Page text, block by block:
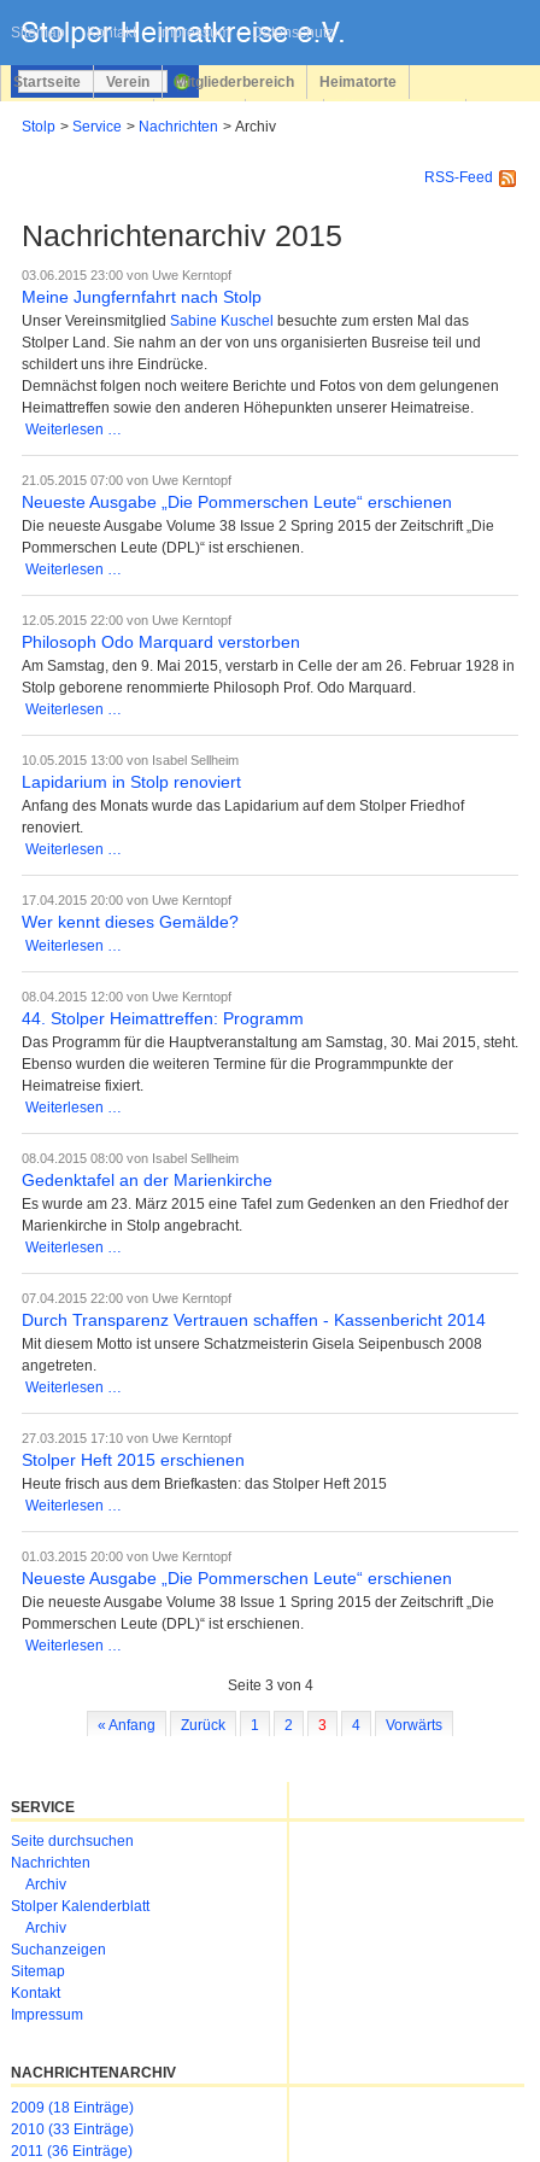
Sitemap Kontakt Impressum Datenschutz
überspringen
Startseite Verein Mitgliederbereich Heimatorte
Stolp Service Nachrichten Archiv
RSS-Feed
Nachrichtenarchiv 2015
03.06.2015 23:00 von Uwe Kerntopf
Meine Jungfernfahrt nach Stolp
Unser Vereinsmitglied Sabine Kuschel besuchte zum ersten Mal das
Stolper Land. Sie nahm an der von uns organisierten Busreise teil und
schildert uns ihre Eindrücke.
Demnächst folgen noch weitere Berichte und Fotos von dem gelungenen
Heimattreffen sowie den anderen Höhepunkten unserer Heimatreise.
Weiterlesen …
nach
Stolp
21.05.2015 07:00 von Uwe Kerntopf
Neueste Ausgabe „Die Pommerschen Leute“ erschienen
Die neueste Ausgabe Volume 38 Issue 2 Spring 2015 der Zeitschrift „Die
Pommerschen Leute (DPL)“ ist erschienen.
Weiterlesen …
„Die
Pommerschen
12.05.2015 22:00 von Uwe Kerntopf
Philosoph Odo Marquard verstorben
Am Samstag, den 9. Mai 2015, verstarb in Celle der am 26. Februar 1928 in
Stolp geborene renommierte Philosoph Prof. Odo Marquard.
Weiterlesen …
Marquard
verstorben
10.05.2015 13:00 von Isabel Sellheim
Lapidarium in Stolp renoviert
Anfang des Monats wurde das Lapidarium auf dem Stolper Friedhof
renoviert.
Weiterlesen …
Stolp
renoviert
17.04.2015 20:00 von Uwe Kerntopf
Wer kennt dieses Gemälde?
Weiterlesen …
dieses
Gemälde?
08.04.2015 12:00 von Uwe Kerntopf
44. Stolper Heimattreffen: Programm
Das Programm für die Hauptveranstaltung am Samstag, 30. Mai 2015, steht.
Ebenso wurden die weiteren Termine für die Programmpunkte der
Heimatreise fixiert.
Weiterlesen …
Heimattreffen:
Programm
08.04.2015 08:00 von Isabel Sellheim
Gedenktafel an der Marienkirche
Es wurde am 23. März 2015 eine Tafel zum Gedenken an den Friedhof der
Marienkirche in Stolp angebracht.
Weiterlesen …
der
Marienkirche
07.04.2015 22:00 von Uwe Kerntopf
Durch Transparenz Vertrauen schaffen - Kassenbericht 2014
Mit diesem Motto ist unsere Schatzmeisterin Gisela Seipenbusch 2008
angetreten.
Weiterlesen …
Vertrauen
schaffen
27.03.2015 17:10 von Uwe Kerntopf
Stolper Heft 2015 erschienen
Heute frisch aus dem Briefkasten: das Stolper Heft 2015
Weiterlesen …
2015
erschienen
01.03.2015 20:00 von Uwe Kerntopf
Neueste Ausgabe „Die Pommerschen Leute“ erschienen
Die neueste Ausgabe Volume 38 Issue 1 Spring 2015 der Zeitschrift „Die
Pommerschen Leute (DPL)“ ist erschienen.
Weiterlesen …
Pommerschen
Leute“
Seite 3 von 4
« Anfang Zurück 1 2 3 4 Vorwärts
SERVICE
Navigation
überspringen
Seite durchsuchen
Nachrichten
Archiv
Stolper Kalenderblatt
Archiv
Suchanzeigen
Sitemap
Kontakt
Impressum
NACHRICHTENARCHIV
2009 (18 Einträge)
2010 (33 Einträge)
2011 (36 Einträge)